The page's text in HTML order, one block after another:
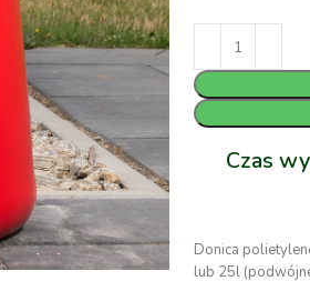
Czas
Donica
lub 25l